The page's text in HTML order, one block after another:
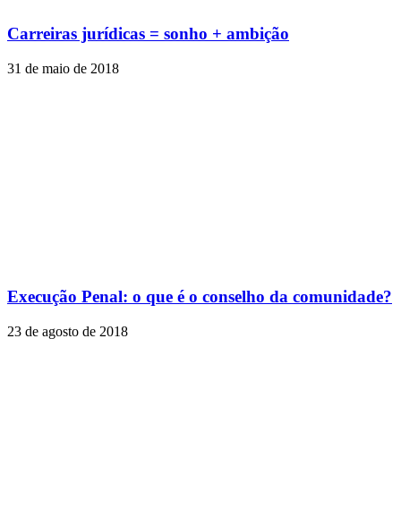
Carreiras jurídicas = sonho + ambição
31 de maio de 2018
Execução Penal: o que é o conselho da comunidade?
23 de agosto de 2018